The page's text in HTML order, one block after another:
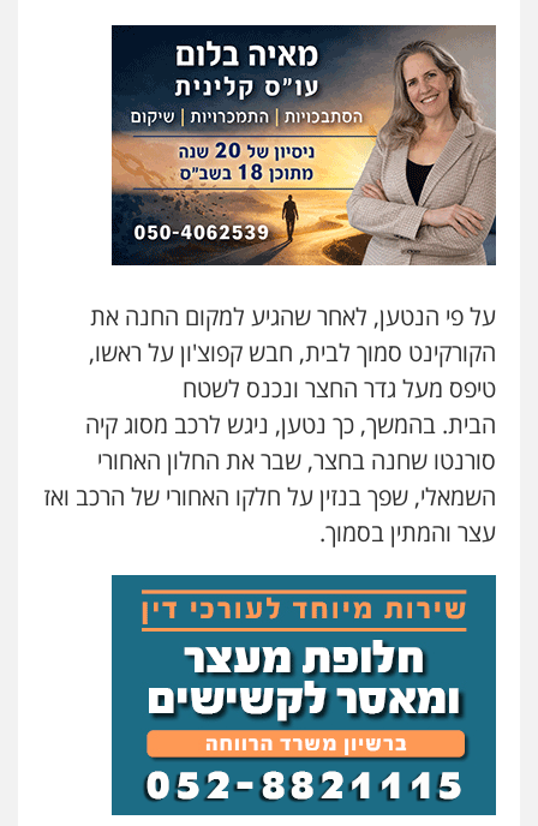
מנשה, אלמוג – עורכי דין
פלילי עבירות תנועה צווארון לבן
עורכי דין לענייני אסירים מעצרים וחקירות
0546470989
עו"ד זוהר ארבל
פלילי פשיעה חמורה מעצרים וחקירות
קטינים
0538788878
עו"ד אסף דוק
פלילי סמים והימורים
חמורה חקירות ומעצרים צווארון לבן והונאה
0526885006
עו"ד שלי גורביץ – לוי
משפט פלילי פשיעה חמורה מעצרים
וחקירות צבאי תעבורה
0544218336
עו"ד שאדי כבהא
פלילי עורכי דין לענייני אסירים
0525556970
משרד עורכי דין חן ברוך
פלילי דיני תעבורה מעצרים וחקירות
0505078733
על פי הנטען, לאחר שהגיע למקום החנה את
הקורקינט סמוך לבית, חבש קפוצ'ון על ראשו,
טיפס מעל גדר החצר ונכנס לשטח
הבית. בהמשך, כך נטען, ניגש לרכב מסוג קיה
סורנטו שחנה בחצר, שבר את החלון האחורי
השמאלי, שפך בנזין על חלקו האחורי של הרכב ואז
עצר והמתין בסמוך.